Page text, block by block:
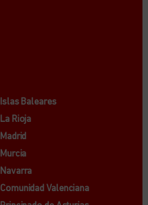
Islas Baleares
La Rioja
Madrid
Murcia
Navarra
Comunidad Valenciana